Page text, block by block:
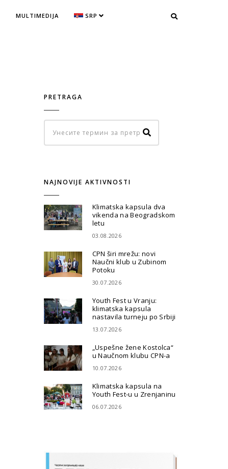
MULTIMEDIJA SRP
PRETRAGA
NAJNOVIJE AKTIVNOSTI
Klimatska kapsula dva
vikenda na Beogradskom
letu
03.08.2026
CPN širi mrežu: novi
Naučni klub u Zubinom
Potoku
30.07.2026
Youth Fest u Vranju:
klimatska kapsula
nastavila turneju po Srbiji
13.07.2026
„Uspešne žene Kostolca“
u Naučnom klubu CPN-a
10.07.2026
Klimatska kapsula na
Youth Fest-u u Zrenjaninu
06.07.2026